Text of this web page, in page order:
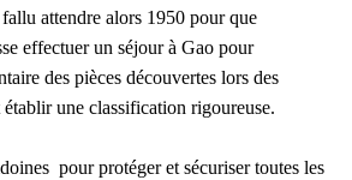
attendre alors 1950 pour que
effectuer un séjour à Gao pour
des pièces découvertes lors des
une classification rigoureuse.
pour protéger et sécuriser toutes les